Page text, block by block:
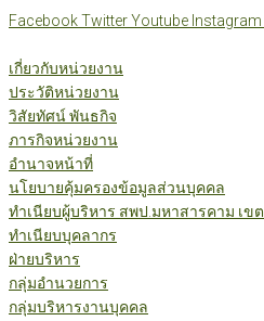
Skip
content
FacebookTwitterYoutube Instagram
เกี่ยวกับหน่วยงาน
ประวัติหน่วยงาน
วิสัยทัศน์ พันธกิจ
ภารกิจหน่วยงาน
อำนาจหน้าที่
นโยบายคุ้มครองข้อมูลส่วนบุคคล
ทำเนียบผู้บริหาร สพป.มหาสารคาม เขต
ทำเนียบบุคลากร
ฝ่ายบริหาร
กลุ่มอำนวยการ
กลุ่มบริหารงานบุคคล